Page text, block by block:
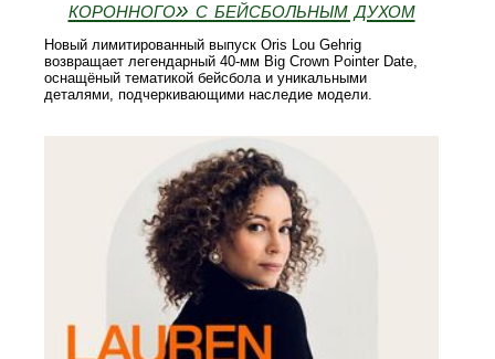
коронного» с бейсбольным духом
Новый лимитированный выпуск Oris Lou Gehrig
возвращает легендарный 40‑мм Big Crown Pointer Date,
оснащёный тематикой бейсбола и уникальными
деталями, подчеркивающими наследие модели.